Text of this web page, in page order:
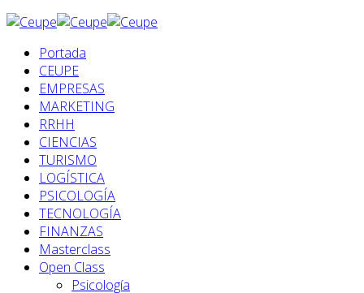
Portada
CEUPE
EMPRESAS
MARKETING
RRHH
CIENCIAS
TURISMO
LOGÍSTICA
PSICOLOGÍA
TECNOLOGÍA
FINANZAS
Masterclass
Open Class
Psicología